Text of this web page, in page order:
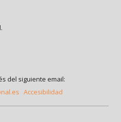
del siguiente email:
Accesibilidad